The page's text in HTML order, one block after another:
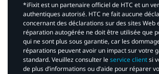
*iFixit est un partenaire officiel de HTC et un
authentiques autorisé. HTC ne fait aucune
concernant des déclarations sur des sites Web
réparation autogérée ne doit être utilisée que
qui ne sont plus sous garantie, car les
réparations peuvent avoir un impact sur votre
standard. Veuillez consulter leservice clientsi
de plus d’informations ou d’aide pour réparer